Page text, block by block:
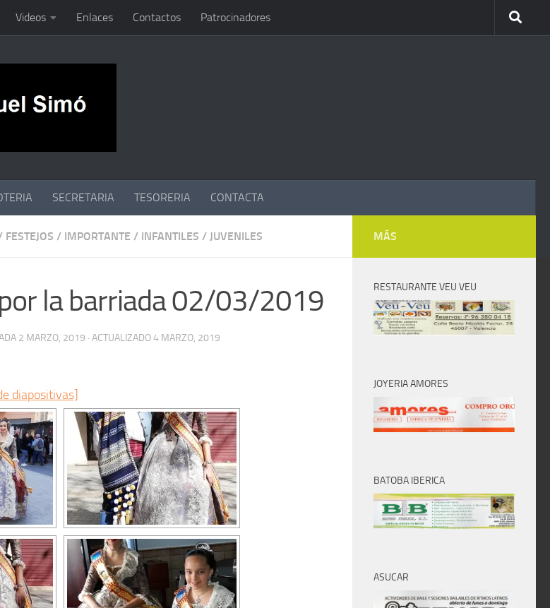
Videos Enlaces Contactos Patrocinadores
SECRETARIA TESORERIA CONTACTA
FESTEJOS / IMPORTANTE / INFANTILES / JUVENILES
la barriada 02/03/2019
2 MARZO, 2019 · ACTUALIZADO4 MARZO, 2019
diapositivas]
MÁS
RESTAURANTE VEU VEU
JOYERIA AMORES
BATOBA IBERICA
ASUCAR